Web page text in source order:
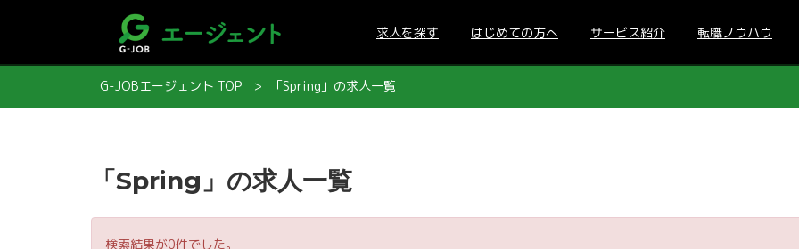
求人を探す はじめての方へ サービス紹介 転職ノウハウ
G-JOBエージェント TOP 「Spring」の求人一覧
「Spring」の求人一覧
検索結果が0件でした。